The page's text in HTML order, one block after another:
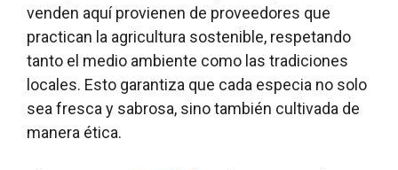
venden aquí provienen de proveedores que
practican la agricultura sostenible, respetando
tanto el medio ambiente como las tradiciones
locales. Esto garantiza que cada especia no solo
sea fresca y sabrosa, sino también cultivada de
manera ética.